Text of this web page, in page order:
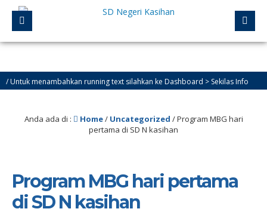
menambahkan running text silahkan ke Dashboard > Sekilas Info
Anda ada di : Home/ Uncategorized /Program MBG hari
pertama di SD N kasihan
Program MBG hari pertama
di SD N kasihan